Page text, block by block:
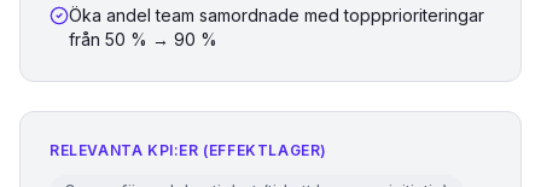
Öka andel team samordnade med toppprioriteringar
från 50 % → 90 %
RELEVANTA KPI:ER (EFFEKTLAGER)